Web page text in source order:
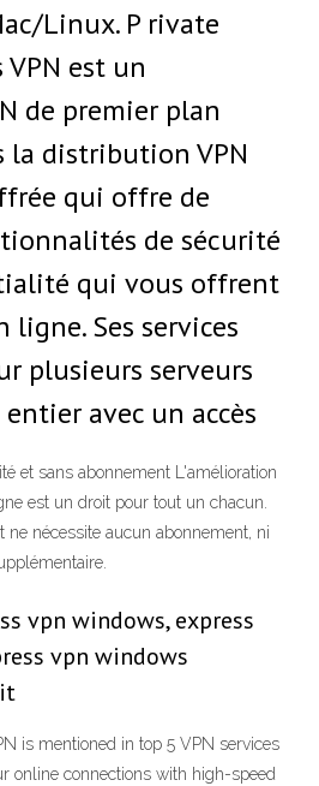
Linux. P rivate
VPN est un
de premier plan
la distribution VPN
qui offre de
de sécurité
qui vous offrent
ligne. Ses services
plusieurs serveurs
avec un accès
et sans abonnement L'amélioration
est un droit pour tout un chacun.
ne nécessite aucun abonnement, ni
vpn windows, express
vpn windows
is mentioned in top 5 VPN services
online connections with high-speed